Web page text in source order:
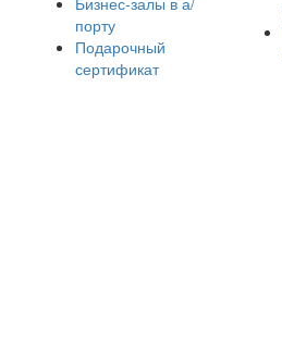
порту
Подарочный
сертификат